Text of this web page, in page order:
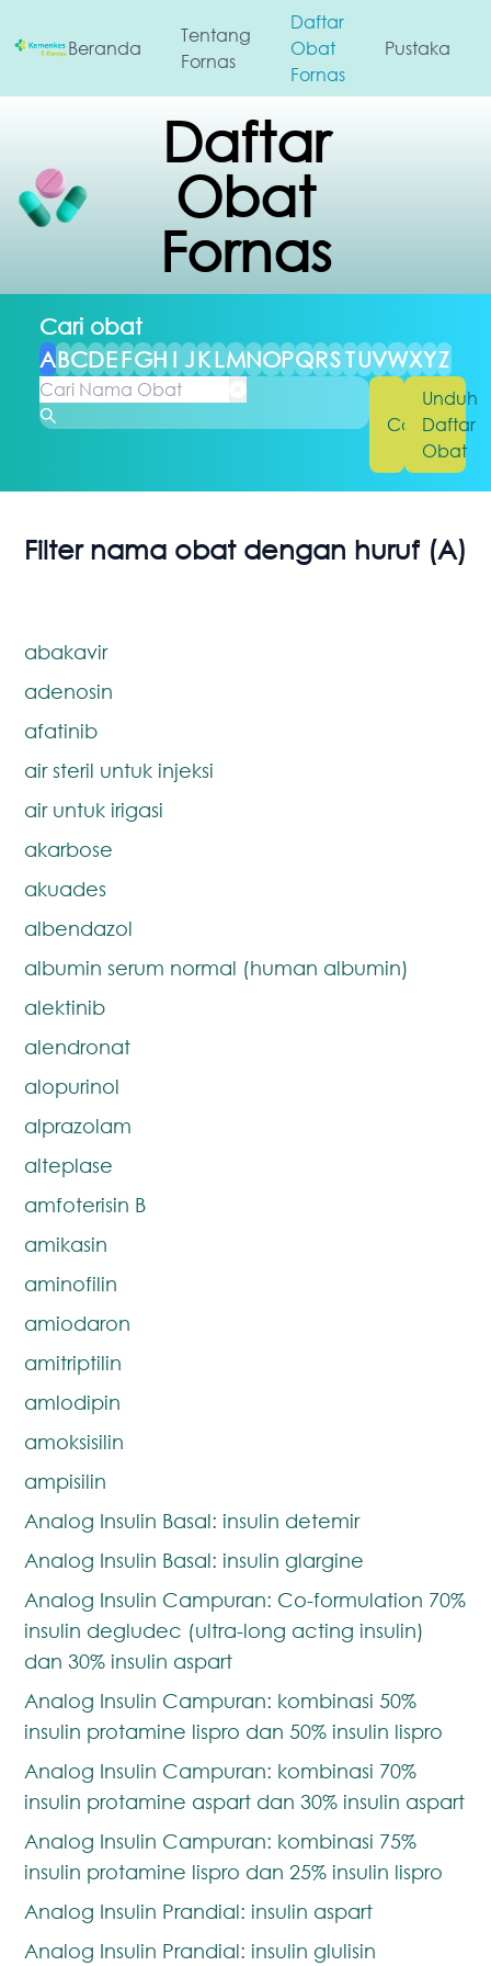
Beranda
Tentang
Fornas
Daftar
Obat
Fornas
Pustaka
Daftar
Obat
Fornas
Cari obat
ABCDEFGH I JKL MNOPQRSTUVWXYZ
Cari
Unduh
Daftar
Obat
Filter nama obat dengan huruf (A)
abakavir
adenosin
afatinib
air steril untuk injeksi
air untuk irigasi
akarbose
akuades
albendazol
albumin serum normal (human albumin)
alektinib
alendronat
alopurinol
alprazolam
alteplase
amfoterisin B
amikasin
aminofilin
amiodaron
amitriptilin
amlodipin
amoksisilin
ampisilin
Analog Insulin Basal: insulin detemir
Analog Insulin Basal: insulin glargine
Analog Insulin Campuran: Co-formulation 70%
insulin degludec (ultra-long acting insulin)
dan 30% insulin aspart
Analog Insulin Campuran: kombinasi 50%
insulin protamine lispro dan 50% insulin lispro
Analog Insulin Campuran: kombinasi 70%
insulin protamine aspart dan 30% insulin aspart
Analog Insulin Campuran: kombinasi 75%
insulin protamine lispro dan 25% insulin lispro
Analog Insulin Prandial: insulin aspart
Analog Insulin Prandial: insulin glulisin